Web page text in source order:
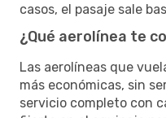
casos, el pasaje sale
¿Qué aerolínea te
Las aerolíneas que
más económicas, sin
servicio completo con